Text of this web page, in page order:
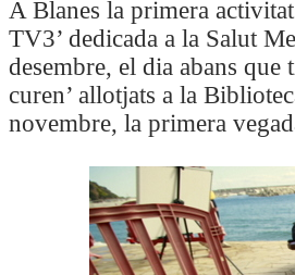
A Blanes la primera
TV3’ dedicada a la Salut
desembre, el dia abans
curen’ allotjats a la
novembre, la primera